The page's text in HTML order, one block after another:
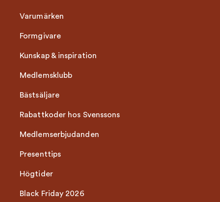
Varumärken
Formgivare
Kunskap & inspiration
Medlemsklubb
Bästsäljare
Rabattkoder hos Svenssons
Medlemserbjudanden
Presenttips
Högtider
Black Friday 2026